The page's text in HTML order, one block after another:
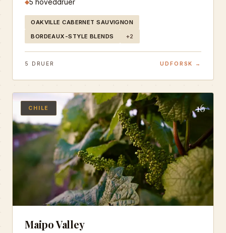
kraftfulde struktur, rige frugt og
bemærkelsesværdige lagringspotentiale, hvilket har
gjort appellationen til synonym med amerikansk
vineksellence og ekstrem eksklusivitet.
◆5 hoveddruer
OAKVILLE CABERNET SAUVIGNON
BORDEAUX-STYLE BLENDS
+2
5 DRUER UDFORSK →
CHILE 16
Maipo Valley